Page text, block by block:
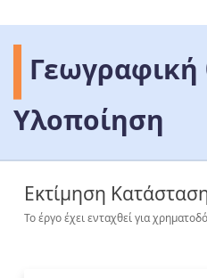
Υλοποίηση
Εκτίμηση
Το έργο έχει ενταχθεί για